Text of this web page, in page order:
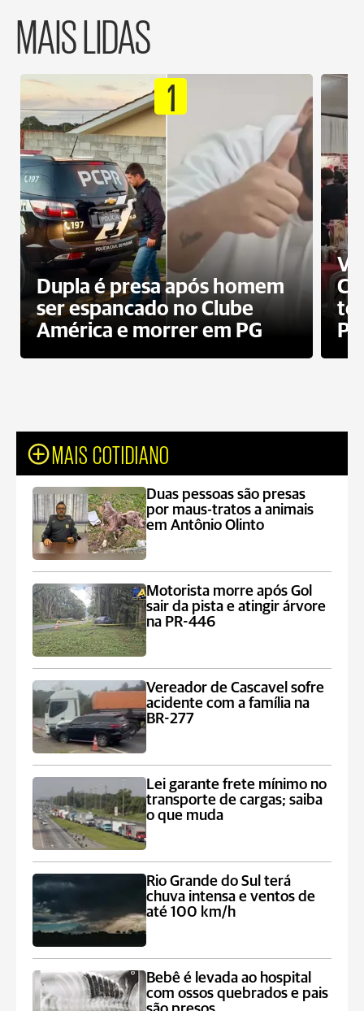
MAIS LIDAS
1
Dupla é presa após homem
ser espancado no Clube
América e morrer em PG
PG
MAIS COTIDIANO
Duas pessoas são presas
por maus-tratos a animais
em Antônio Olinto
Motorista morre após Gol
sair da pista e atingir árvore
na PR-446
Vereador de Cascavel sofre
acidente com a família na
BR-277
Lei garante frete mínimo no
transporte de cargas; saiba
o que muda
Rio Grande do Sul terá
chuva intensa e ventos de
até 100 km/h
Bebê é levada ao hospital
com ossos quebrados e pais